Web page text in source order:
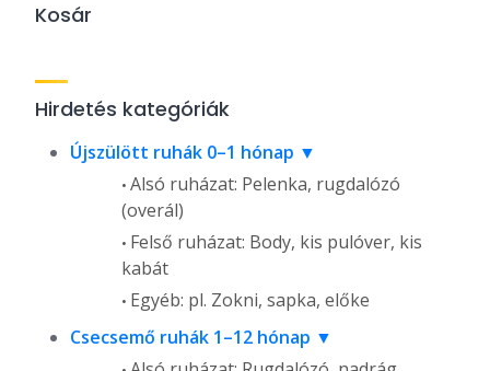
Kosár
Hirdetés kategóriák
Újszülött ruhák 0–1 hónap
Alsó ruházat: Pelenka, rugdalózó
(overál)
Felső ruházat: Body, kis pulóver, kis
kabát
Egyéb: pl. Zokni, sapka, előke
Csecsemő ruhák 1–12 hónap